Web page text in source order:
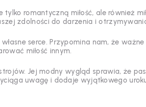
tylko romantyczną miłość, ale również
zdolności do darzenia i otrzymywania
serce. Przypomina nam, że
miłość innym.
Jej modny wygląd sprawia, że
uwagę i dodaje wyjątkowego